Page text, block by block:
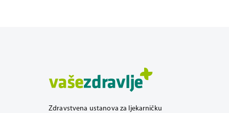
Zdravstvena ustanova za ljekarničku